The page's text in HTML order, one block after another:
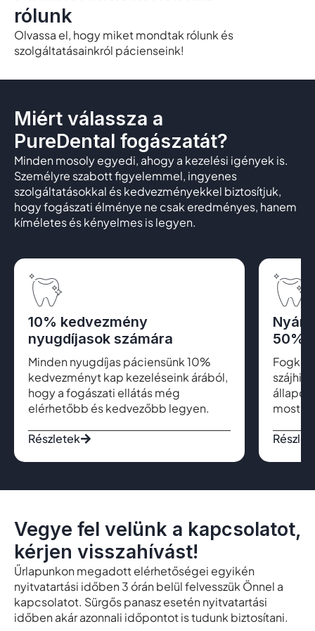
rólunk
Olvassa el, hogy miket mondtak rólunk és
szolgáltatásainkról pácienseink!
Miért válassza a
PureDental fogászatát?
Minden mosoly egyedi, ahogy a kezelési igények is.
Személyre szabott figyelemmel, ingyenes
szolgáltatásokkal és kedvezményekkel biztosítjuk,
hogy fogászati élménye ne csak eredményes, hanem
kíméletes és kényelmes is legyen.
10% kedvezmény
nyugdíjasok számára
Minden nyugdíjas páciensünk 10%
kedvezményt kap kezeléseink árából,
hogy a fogászati ellátás még
elérhetőbb és kedvezőbb legyen.
Részletek
Nyári
50%
Fogkő
most
Vegye fel velünk a kapcsolatot,
kérjen visszahívást!
Űrlapunkon megadott elérhetőségei egyikén
nyitvatartási időben 3 órán belül felvesszük Önnel a
kapcsolatot. Sürgős panasz esetén nyitvatartási
időben akár azonnali időpontot is tudunk biztosítani.